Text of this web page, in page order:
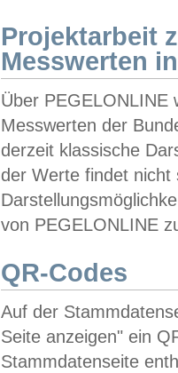
Projektarbeit
Messwerten
Über PEGELONLINE
Messwerten der
derzeit klassische
der Werte findet
von PEGELONLINE
QR-Codes
Auf der
Seite anzeigen" ein
Stammdatenseite